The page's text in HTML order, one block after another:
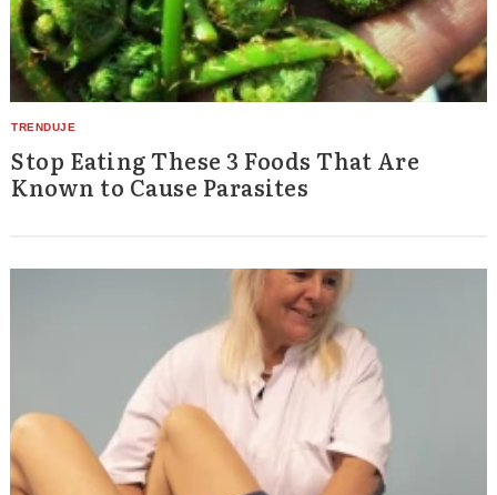
Stop Eating These 3 Foods That Are
Known to Cause Parasites